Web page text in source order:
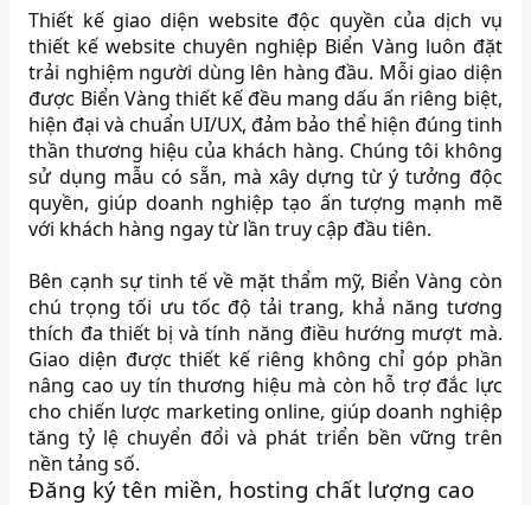
Thiết kế giao diện website độc quyền của dịch vụ
thiết kế website chuyên nghiệp Biển Vàng luôn đặt
trải nghiệm người dùng lên hàng đầu. Mỗi giao diện
được Biển Vàng thiết kế đều mang dấu ấn riêng biệt,
hiện đại và chuẩn UI/UX, đảm bảo thể hiện đúng tinh
thần thương hiệu của khách hàng. Chúng tôi không
sử dụng mẫu có sẵn, mà xây dựng từ ý tưởng độc
quyền, giúp doanh nghiệp tạo ấn tượng mạnh mẽ
với khách hàng ngay từ lần truy cập đầu tiên.
Bên cạnh sự tinh tế về mặt thẩm mỹ, Biển Vàng còn
chú trọng tối ưu tốc độ tải trang, khả năng tương
thích đa thiết bị và tính năng điều hướng mượt mà.
Giao diện được thiết kế riêng không chỉ góp phần
nâng cao uy tín thương hiệu mà còn hỗ trợ đắc lực
cho chiến lược marketing online, giúp doanh nghiệp
tăng tỷ lệ chuyển đổi và phát triển bền vững trên
nền tảng số.
Đăng ký tên miền, hosting chất lượng cao